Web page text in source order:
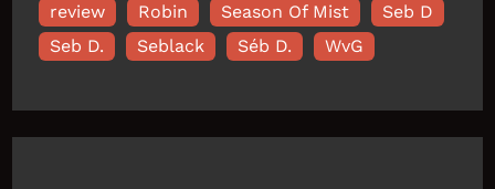
review
Robin Season Of Mist
Seb D
Seb D.
Seblack Séb D. WvG